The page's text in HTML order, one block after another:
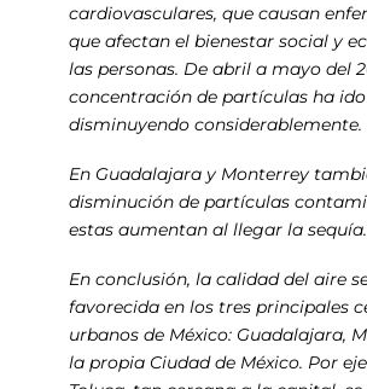
cardiovasculares, que causan
que afectan el bienestar social y
las personas. De abril a mayo del
concentración de partículas ha ido
disminuyendo considerablemente.
En Guadalajara y Monterrey
disminución de partículas
estas aumentan al llegar la sequía.
En conclusión, la calidad del aire
favorecida en los tres principales
urbanos de México: Guadalajara,
la propia Ciudad de México. Por